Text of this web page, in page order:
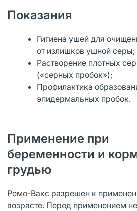
Показания
Гигиена ушей для
от излишков ушной серы;
Растворение плотных
(«серных пробок»);
Профилактика
эпидермальных пробок.
Применение при
беременности и
грудью
Ремо-Вакс разрешен к
возрасте. Перед применением